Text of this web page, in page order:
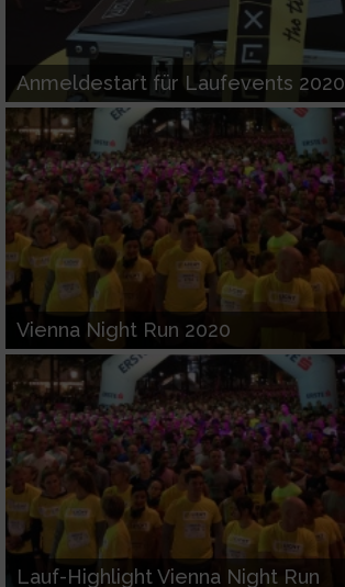
Anmeldestart für Laufevents 2020
Vienna Night Run 2020
Lauf-Highlight Vienna Night Run